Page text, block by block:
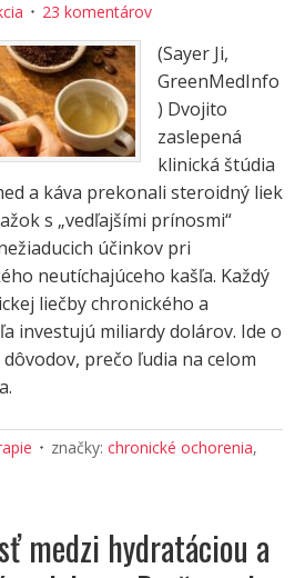
23 komentárov
(Sayer Ji,
GreenMedInfo
) Dvojito
zaslepená
klinická štúdia
a káva prekonali steroidný liek
s „vedľajšími prínosmi“
účinkov pri
neutíchajúceho kašľa. Každý
liečby chronického a
investujú miliardy dolárov. Ide o
prečo ľudia na celom
značky: chronické ochorenia,
medzi hydratáciou a